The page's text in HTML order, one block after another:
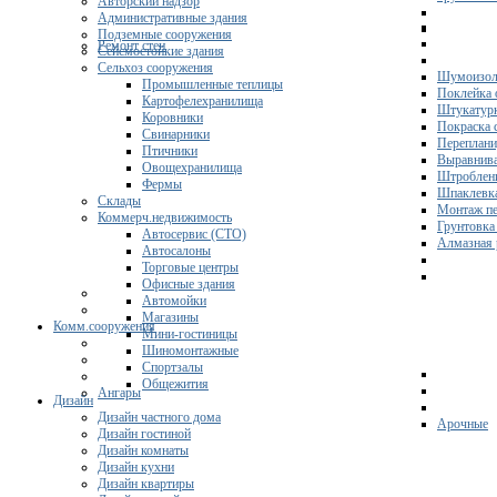
Ремонт стен
Поклейка
Покраска
Монтаж
Грунтовка
Алмазная
Комм.сооружения
Ангары
Арочные
Административные здания
Подземные сооружения
Сейсмостойкие здания
Сельхоз сооружения
Промышленные теплицы
Картофелехранилища
Коровники
Свинарники
Птичники
Овощехранилища
Фермы
Склады
Коммерч.недвижимость
Автосервис (СТО)
Автосалоны
Торговые центры
Офисные здания
Автомойки
Магазины
Мини-гостиницы
Шиномонтажные
Спортзалы
Общежития
Дизайн
Дизайн частного дома
Дизайн гостиной
Дизайн комнаты
Дизайн кухни
Дизайн квартиры